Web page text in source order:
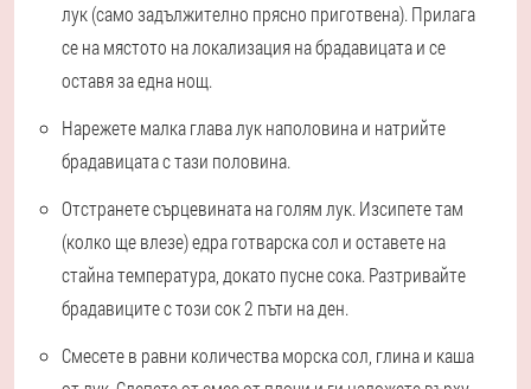
лук (само задължително прясно приготвена). Прилага
се на мястото на локализация на брадавицата и се
оставя за една нощ.
Нарежете малка глава лук наполовина и натрийте
брадавицата с тази половина.
Отстранете сърцевината на голям лук. Изсипете там
(колко ще влезе) едра готварска сол и оставете на
стайна температура, докато пусне сока. Разтривайте
брадавиците с този сок 2 пъти на ден.
Смесете в равни количества морска сол, глина и каша